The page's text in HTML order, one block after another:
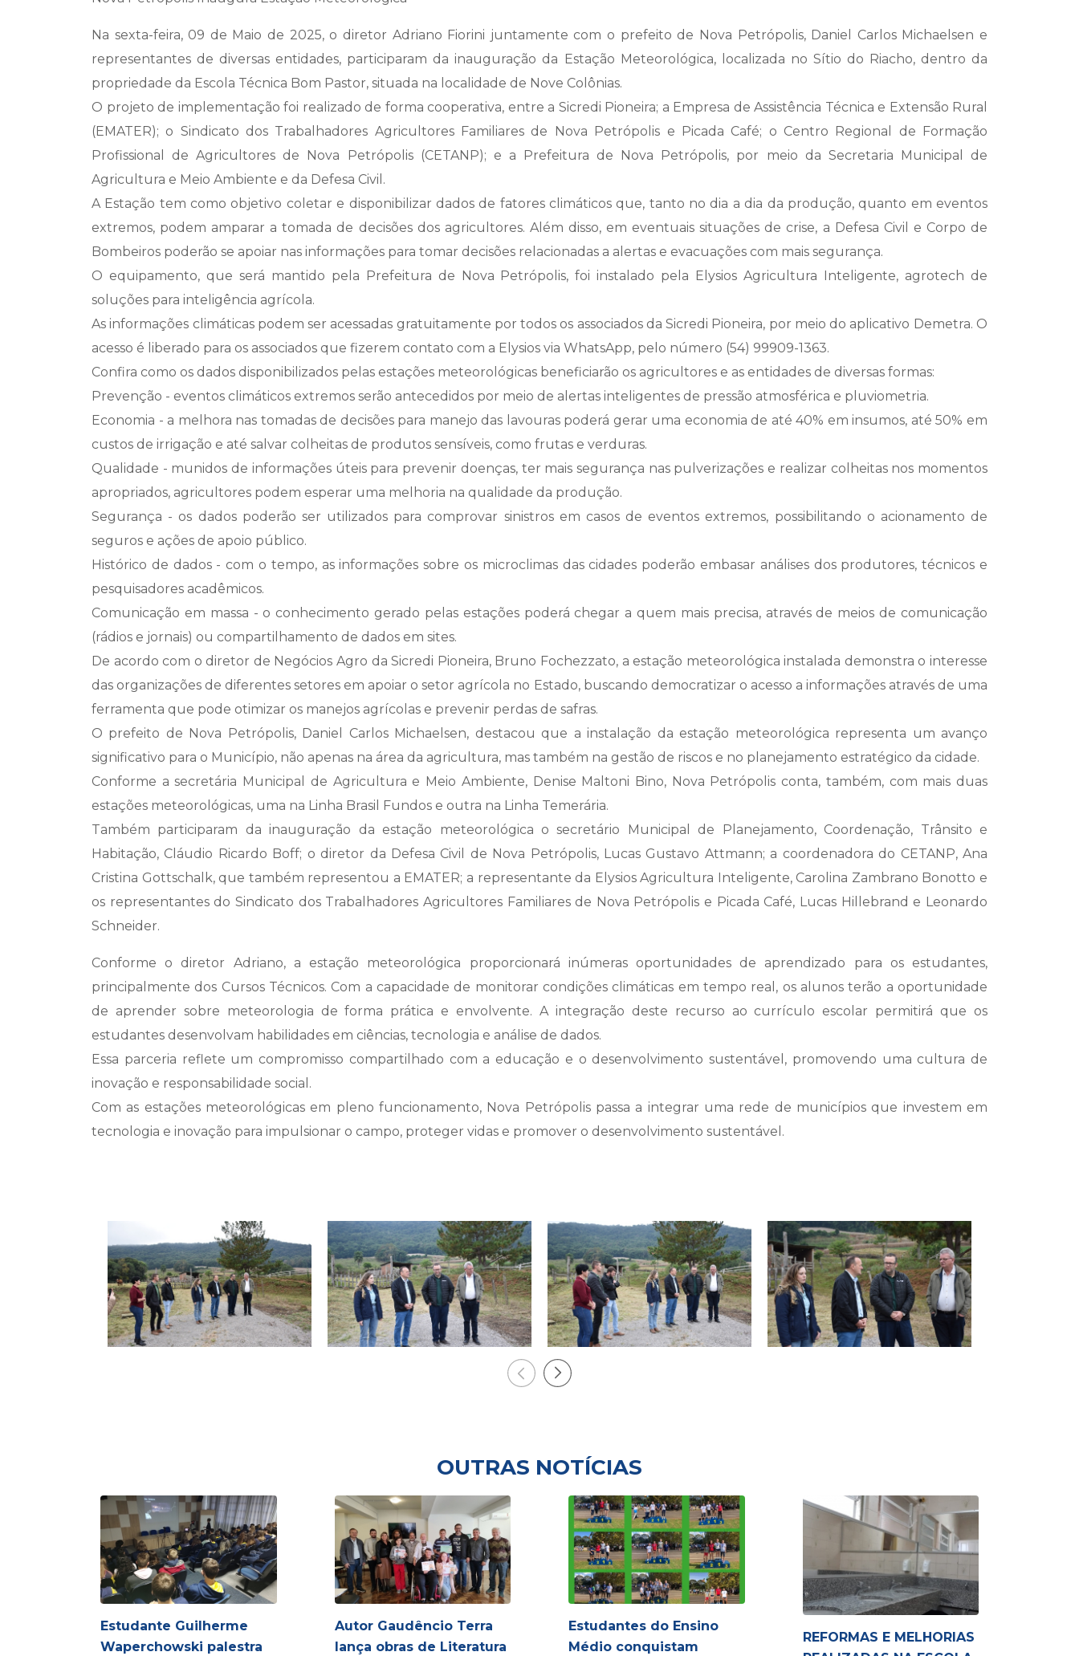
Na sexta-feira, 09 de Maio de 2025, o diretor Adriano Fiorini juntamente com o prefeito de Nova Petrópolis, Daniel Carlos Michaelsen e
representantes de diversas entidades, participaram da inauguração da Estação Meteorológica, localizada no Sítio do Riacho, dentro da
propriedade da Escola Técnica Bom Pastor, situada na localidade de Nove Colônias.
O projeto de implementação foi realizado de forma cooperativa, entre a Sicredi Pioneira; a Empresa de Assistência Técnica e Extensão Rural
(EMATER); o Sindicato dos Trabalhadores Agricultores Familiares de Nova Petrópolis e Picada Café; o Centro Regional de Formação
Profissional de Agricultores de Nova Petrópolis (CETANP); e a Prefeitura de Nova Petrópolis, por meio da Secretaria Municipal de
Agricultura e Meio Ambiente e da Defesa Civil.
A Estação tem como objetivo coletar e disponibilizar dados de fatores climáticos que, tanto no dia a dia da produção, quanto em eventos
extremos, podem amparar a tomada de decisões dos agricultores. Além disso, em eventuais situações de crise, a Defesa Civil e Corpo de
Bombeiros poderão se apoiar nas informações para tomar decisões relacionadas a alertas e evacuações com mais segurança.
O equipamento, que será mantido pela Prefeitura de Nova Petrópolis, foi instalado pela Elysios Agricultura Inteligente, agrotech de
soluções para inteligência agrícola.
As informações climáticas podem ser acessadas gratuitamente por todos os associados da Sicredi Pioneira, por meio do aplicativo Demetra. O
acesso é liberado para os associados que fizerem contato com a Elysios via WhatsApp, pelo número (54) 99909-1363.
Confira como os dados disponibilizados pelas estações meteorológicas beneficiarão os agricultores e as entidades de diversas formas:
Prevenção - eventos climáticos extremos serão antecedidos por meio de alertas inteligentes de pressão atmosférica e pluviometria.
Economia - a melhora nas tomadas de decisões para manejo das lavouras poderá gerar uma economia de até 40% em insumos, até 50% em
custos de irrigação e até salvar colheitas de produtos sensíveis, como frutas e verduras.
Qualidade - munidos de informações úteis para prevenir doenças, ter mais segurança nas pulverizações e realizar colheitas nos momentos
apropriados, agricultores podem esperar uma melhoria na qualidade da produção.
Segurança - os dados poderão ser utilizados para comprovar sinistros em casos de eventos extremos, possibilitando o acionamento de
seguros e ações de apoio público.
Histórico de dados - com o tempo, as informações sobre os microclimas das cidades poderão embasar análises dos produtores, técnicos e
pesquisadores acadêmicos.
Comunicação em massa - o conhecimento gerado pelas estações poderá chegar a quem mais precisa, através de meios de comunicação
(rádios e jornais) ou compartilhamento de dados em sites.
De acordo com o diretor de Negócios Agro da Sicredi Pioneira, Bruno Fochezzato, a estação meteorológica instalada demonstra o interesse
das organizações de diferentes setores em apoiar o setor agrícola no Estado, buscando democratizar o acesso a informações através de uma
ferramenta que pode otimizar os manejos agrícolas e prevenir perdas de safras.
O prefeito de Nova Petrópolis, Daniel Carlos Michaelsen, destacou que a instalação da estação meteorológica representa um avanço
significativo para o Município, não apenas na área da agricultura, mas também na gestão de riscos e no planejamento estratégico da cidade.
Conforme a secretária Municipal de Agricultura e Meio Ambiente, Denise Maltoni Bino, Nova Petrópolis conta, também, com mais duas
estações meteorológicas, uma na Linha Brasil Fundos e outra na Linha Temerária.
Também participaram da inauguração da estação meteorológica o secretário Municipal de Planejamento, Coordenação, Trânsito e
Habitação, Cláudio Ricardo Boff; o diretor da Defesa Civil de Nova Petrópolis, Lucas Gustavo Attmann; a coordenadora do CETANP, Ana
Cristina Gottschalk, que também representou a EMATER; a representante da Elysios Agricultura Inteligente, Carolina Zambrano Bonotto e
os representantes do Sindicato dos Trabalhadores Agricultores Familiares de Nova Petrópolis e Picada Café, Lucas Hillebrand e Leonardo
Schneider.
Conforme o diretor Adriano, a estação meteorológica proporcionará inúmeras oportunidades de aprendizado para os estudantes,
principalmente dos Cursos Técnicos. Com a capacidade de monitorar condições climáticas em tempo real, os alunos terão a oportunidade
de aprender sobre meteorologia de forma prática e envolvente. A integração deste recurso ao currículo escolar permitirá que os
estudantes desenvolvam habilidades em ciências, tecnologia e análise de dados.
Essa parceria reflete um compromisso compartilhado com a educação e o desenvolvimento sustentável, promovendo uma cultura de
inovação e responsabilidade social.
Com as estações meteorológicas em pleno funcionamento, Nova Petrópolis passa a integrar uma rede de municípios que investem em
tecnologia e inovação para impulsionar o campo, proteger vidas e promover o desenvolvimento sustentável.
OUTRAS NOTÍCIAS
Estudante Guilherme
Waperchowski palestra
Autor Gaudêncio Terra
lança obras de Literatura
Estudantes do Ensino
Médio conquistam
REFORMAS E MELHORIAS